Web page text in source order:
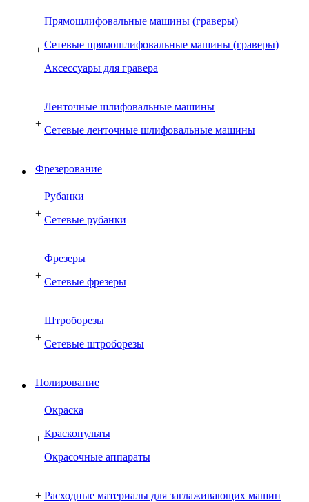
+
Прямошлифовальные машины (граверы)
Сетевые прямошлифовальные машины (граверы)
Аксессуары для гравера
+
Ленточные шлифовальные машины
Сетевые ленточные шлифовальные машины
Фрезерование
+
Рубанки
Сетевые рубанки
+
Фрезеры
Сетевые фрезеры
+
Штроборезы
Сетевые штроборезы
Полирование
+
Окраска
Краскопульты
Окрасочные аппараты
+ Расходные материалы для заглаживающих машин